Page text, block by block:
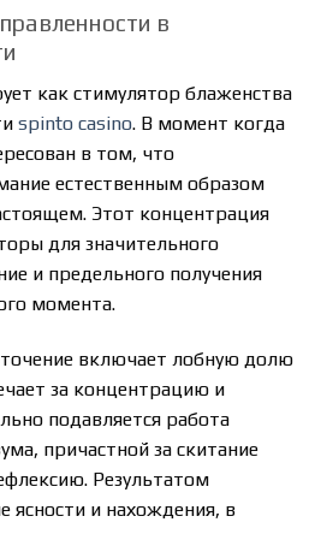
в
как стимулятор блаженства
spinto casino. В момент когда
в том, что
естественным образом
Этот концентрация
для значительного
и предельного получения
момента.
включает лобную долю
за концентрацию и
подавляется работа
причастной за скитание
Результатом
ясности и нахождения, в